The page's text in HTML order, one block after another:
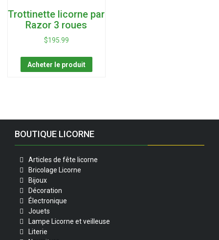
Trottinette licorne par
Razor 3 roues
$195.99
Acheter le produit
BOUTIQUE LICORNE
Articles de fête licorne
Bricolage Licorne
Bijoux
Décoration
Électronique
Jouets
Lampe Licorne et veilleuse
Literie